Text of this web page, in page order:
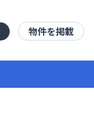
物件を掲載